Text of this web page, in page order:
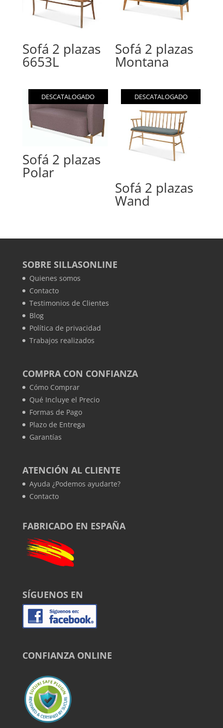
Sofá 2 plazas
6653L
Sofá 2 plazas
Montana
DESCATALOGADO
Sofá 2 plazas
Polar
DESCATALOGADO
Sofá 2 plazas
Wand
SOBRE SILLASONLINE
Quienes somos
Contacto
Testimonios de Clientes
Blog
Política de privacidad
Trabajos realizados
COMPRA CON CONFIANZA
Cómo Comprar
Qué Incluye el Precio
Formas de Pago
Plazo de Entrega
Garantías
ATENCIÓN AL CLIENTE
Ayuda ¿Podemos ayudarte?
Contacto
FABRICADO EN ESPAÑA
SÍGUENOS EN
CONFIANZA ONLINE